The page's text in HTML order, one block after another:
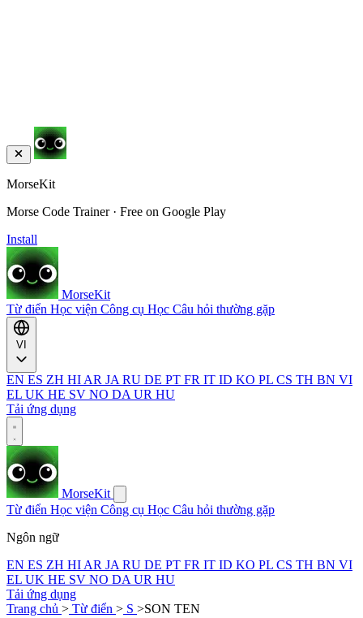
MorseKit
Morse Code Trainer · Free on Google Play
Install
MorseKit
Từ điển Học viện Công cụ Học Câu hỏi thường gặp
EN ES ZH HI AR JA RU DE PT FR IT ID KO PL CS TH BN VI
EL UK HE SV NO DA UR HU
Tải ứng dụng
MorseKit
Từ điển Học viện Công cụ Học Câu hỏi thường gặp
Ngôn ngữ
EN ES ZH HI AR JA RU DE PT FR IT ID KO PL CS TH BN VI
EL UK HE SV NO DA UR HU
Tải ứng dụng
Trang chủ > Từ điển > S >SON TEN